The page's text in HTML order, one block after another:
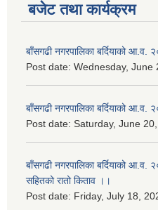
बजेट तथा कार्यक्रम
बाँसगढी नगरपालिका बर्दियाको
Post date: Wednesday, June
बाँसगढी नगरपालिका बर्दियाको
Post date: Saturday, June
बाँसगढी नगरपालिका बर्दियाको
सहितको रातो किताव ।।
Post date: Friday, July 18,